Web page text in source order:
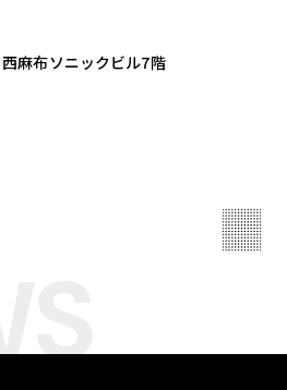
麻布ソニックビル7階